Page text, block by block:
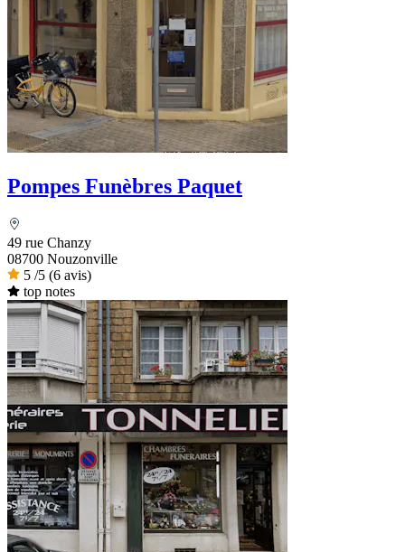
Pompes Funèbres Paquet
49 rue Chanzy
08700 Nouzonville
5 /5 (6 avis)
top notes